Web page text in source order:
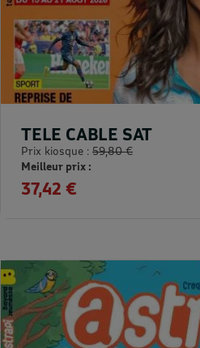
TELE CABLE SAT
Prix kiosque : 59,80 €
Meilleur prix :
37,42 €